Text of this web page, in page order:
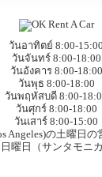
วันอาทิตย์ 8:00-15:00
วันจันทร์ 8:00-18:00
วันอังคาร 8:00-18:00
วันพุธ 8:00-18:00
วันพฤหัสบดี 8:00-
วันศุกร์ 8:00-18:00
วันเสาร์ 8:00-15:00
Angeles)の土曜日の
曜日（サンタモニカ